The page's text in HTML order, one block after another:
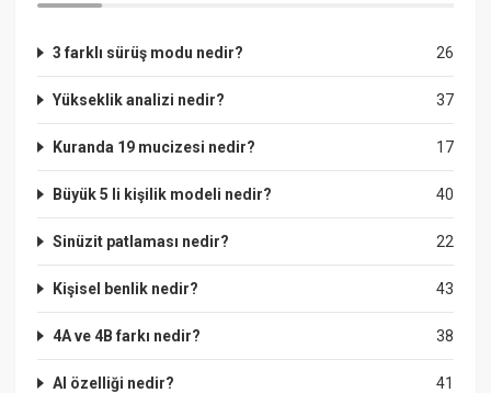
26
3 farklı sürüş modu nedir?
37
Yükseklik analizi nedir?
17
Kuranda 19 mucizesi nedir?
40
Büyük 5 li kişilik modeli nedir?
22
Sinüzit patlaması nedir?
43
Kişisel benlik nedir?
38
4A ve 4B farkı nedir?
41
Al özelliği nedir?